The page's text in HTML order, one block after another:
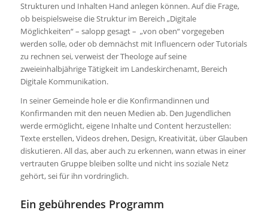
Strukturen und Inhalten Hand anlegen können. Auf die Frage,
ob beispielsweise die Struktur im Bereich „Digitale
Möglichkeiten“ – salopp gesagt – „von oben“ vorgegeben
werden solle, oder ob demnächst mit Influencern oder Tutorials
zu rechnen sei, verweist der Theologe auf seine
zweieinhalbjährige Tätigkeit im Landeskirchenamt, Bereich
Digitale Kommunikation.
In seiner Gemeinde hole er die Konfirmandinnen und
Konfirmanden mit den neuen Medien ab. Den Jugendlichen
werde ermöglicht, eigene Inhalte und Content herzustellen:
Texte erstellen, Videos drehen, Design, Kreativität, über Glauben
diskutieren. All das, aber auch zu erkennen, wann etwas in einer
vertrauten Gruppe bleiben sollte und nicht ins soziale Netz
gehört, sei für ihn vordringlich.
Ein gebührendes Programm